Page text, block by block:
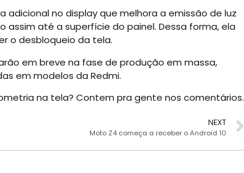
no display que melhora a emissão de luz
assim até a superfície do painel. Dessa forma, ela
o desbloqueio da tela.
em breve na fase de produção em massa,
em modelos da Redmi.
na tela? Contem pra gente nos comentários.
NEXT
Moto Z4 começa a receber o Android 10